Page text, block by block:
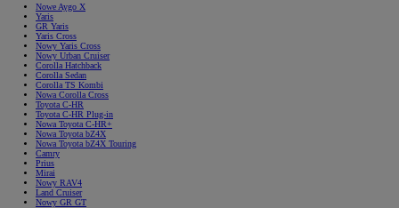
Nowe Aygo X
Yaris
GR Yaris
Yaris Cross
Nowy Yaris Cross
Nowy Urban Cruiser
Corolla Hatchback
Corolla Sedan
Corolla TS Kombi
Nowa Corolla Cross
Toyota C-HR
Toyota C-HR Plug-in
Nowa Toyota C-HR+
Nowa Toyota bZ4X
Nowa Toyota bZ4X Touring
Camry
Prius
Mirai
Nowy RAV4
Land Cruiser
Nowy GR GT